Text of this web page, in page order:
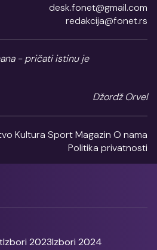
desk.fonet@gmail.com
redakcija@fonet.rs
- pričati istinu je
Džordž Orvel
Kultura SportMagazin O nama
Politika privatnosti
Izbori 2023Izbori 2024